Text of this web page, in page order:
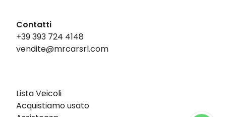
Contatti
+39 393 724 4148
vendite@mrcarsrl.com
Lista Veicoli
Acquistiamo usato